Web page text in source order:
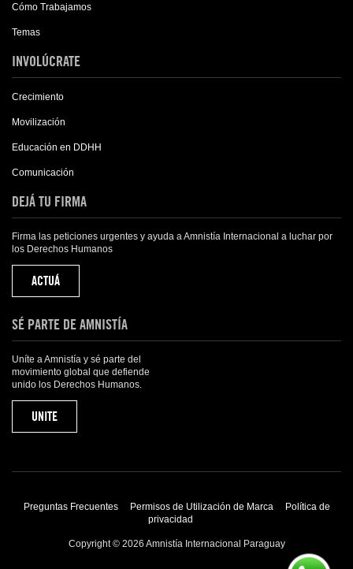
Cómo Trabajamos
Temas
INVOLÚCRATE
Crecimiento
Movilización
Educación en DDHH
Comunicación
DEJÁ TU FIRMA
Firma las peticiones urgentes y ayuda a Amnistía Internacional a luchar por
los Derechos Humanos
ACTUÁ
SÉ PARTE DE AMNISTÍA
Uníte a Amnistía y sé parte del
movimiento global que defiende
unido los Derechos Humanos.
UNITE
Preguntas Frecuentes Permisos de Utilización de Marca
Política de
privacidad
Copyright © 2026 Amnistía Internacional Paraguay